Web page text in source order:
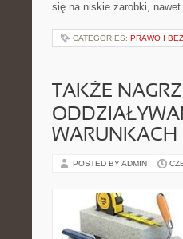
się na niskie zarobki,
CATEGORIES: PRAWO I
TAKŻE
WARUNKACH
POSTED BY ADMIN